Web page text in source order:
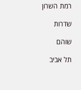
רמת השרון
שדרות
שוהם
תל אביב